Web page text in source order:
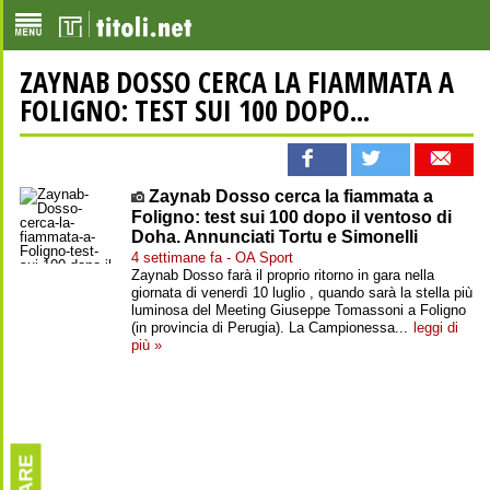
ZAYNAB DOSSO CERCA LA FIAMMATA A
FOLIGNO: TEST SUI 100 DOPO...
Zaynab Dosso cerca la fiammata a
Foligno: test sui 100 dopo il ventoso di
Doha. Annunciati Tortu e Simonelli
4 settimane fa - OA Sport
Zaynab Dosso farà il proprio ritorno in gara nella
giornata di venerdì 10 luglio , quando sarà la stella più
luminosa del Meeting Giuseppe Tomassoni a Foligno
(in provincia di Perugia). La Campionessa... leggi di
più »